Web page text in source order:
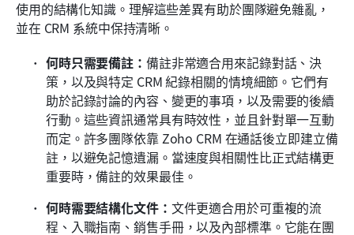
使用的結構化知識。理解這些差異有助於團隊避免雜亂，
並在 CRM 系統中保持清晰。
何時只需要備註： 備註非常適合用來記錄對話、決
策，以及與特定 CRM 紀錄相關的情境細節。它們有
助於記錄討論的內容、變更的事項，以及需要的後續
行動。這些資訊通常具有時效性，並且針對單一互動
而定。許多團隊依靠 Zoho CRM 在通話後立即建立備
註，以避免記憶遺漏。當速度與相關性比正式結構更
重要時，備註的效果最佳。
何時需要結構化文件： 文件更適合用於可重複的流
程、入職指南、銷售手冊，以及內部標準。它能在團